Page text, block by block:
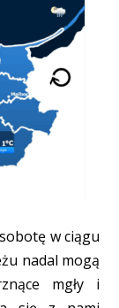
w ciągu
nadal mogą
mgły i